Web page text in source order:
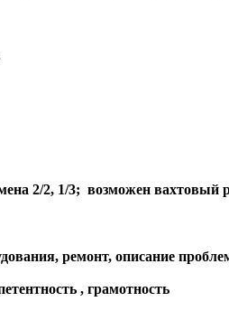
2/2, 1/3; возможен вахтовый
ремонт, описание
, грамотность